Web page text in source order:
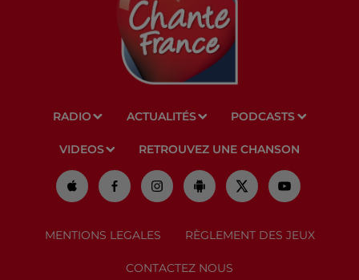
RADIO ACTUALITÉS PODCASTS
VIDEOS RETROUVEZ UNE CHANSON
MENTIONS LEGALES RÈGLEMENT DES JEUX
CONTACTEZ NOUS